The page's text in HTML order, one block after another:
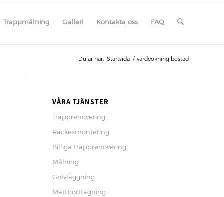
Trappmålning Galleri Kontakta oss FAQ
Du är här: Startsida / värdeökning bostad
VÅRA TJÄNSTER
Trapprenovering
Räckesmontering
Billiga trapprenovering
Målning
Golvläggning
Mattborttagning